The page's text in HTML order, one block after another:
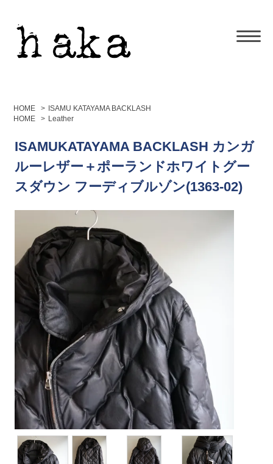
HOME > ISAMU KATAYAMA BACKLASH
HOME
> Leather
ISAMUKATAYAMA BACKLASH カンガ
ルーレザー＋ポーランドホワイトグー
スダウン フーディブルゾン(1363-02)